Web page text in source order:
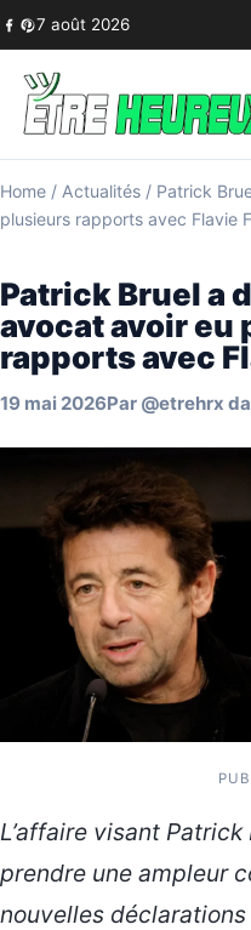
Skip to content
7 août 2026
Home / Actualités / Patrick
plusieurs rapports avec Flavie
Patrick Bruel a
avocat avoir eu
rapports avec
19 mai 2026Par @etrehrx
L’affaire visant
prendre une ampleur
nouvelles